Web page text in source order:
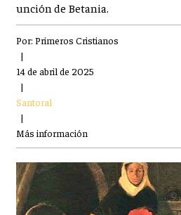
unción de Betania.
Por: Primeros Cristianos
|
14 de abril de 2025
|
Santoral
|
Más información